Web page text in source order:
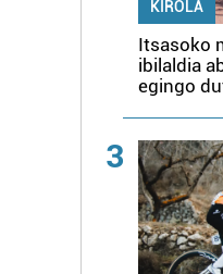
KIROLA
Itsasoko
ibilaldia
egingo
3